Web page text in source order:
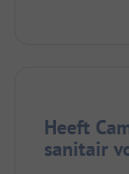
Heeft
sanitair